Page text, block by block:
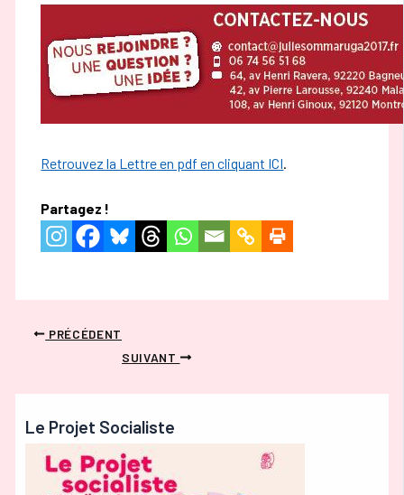
Retrouvez la Lettre en pdf en cliquant ICI
Partagez !
PRÉCÉDENT
SUIVANT
Le Projet Socialiste